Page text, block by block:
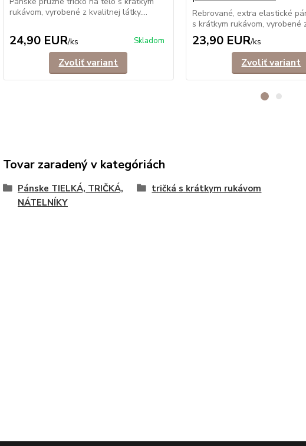
rukávom, vyrobené z kvalitnej látky....
24,90 EUR/ks Skladom
Zvoliť variant
Rebrované, extra elastické
s krátkym rukávom, vyrobené
23,90 EUR/ks
Zvoliť variant
Tovar zaradený v kategóriách
Pánske TIELKÁ, TRIČKÁ,
NÁTELNÍKY
tričká s krátkym rukávom